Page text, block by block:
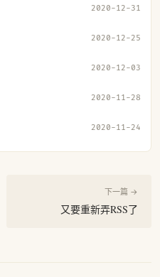
2020-12-31
2020-12-25
2020-12-03
2020-11-28
2020-11-24
下一篇 →
又要重新弄RSS了